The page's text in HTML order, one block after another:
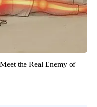
the Real Enemy of